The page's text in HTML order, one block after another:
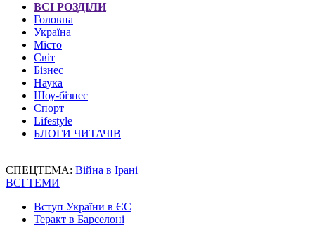
ВСІ РОЗДІЛИ
Головна
Україна
Місто
Світ
Бізнес
Наука
Шоу-бізнес
Спорт
Lifestyle
БЛОГИ ЧИТАЧІВ
СПЕЦТЕМА: Війна в Ірані
ВСІ ТЕМИ
Вступ України в ЄС
Теракт в Барселоні